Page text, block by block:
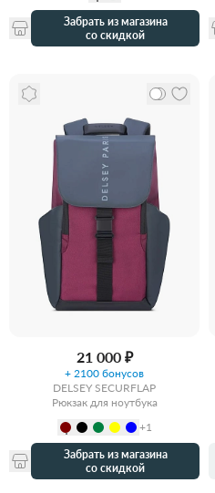
Забрать из магазина
со скидкой
21 000 ₽
+ 2100 бонусов
DELSEY SECURFLAP
Рюкзак для ноутбука
+1
Забрать из магазина
со скидкой